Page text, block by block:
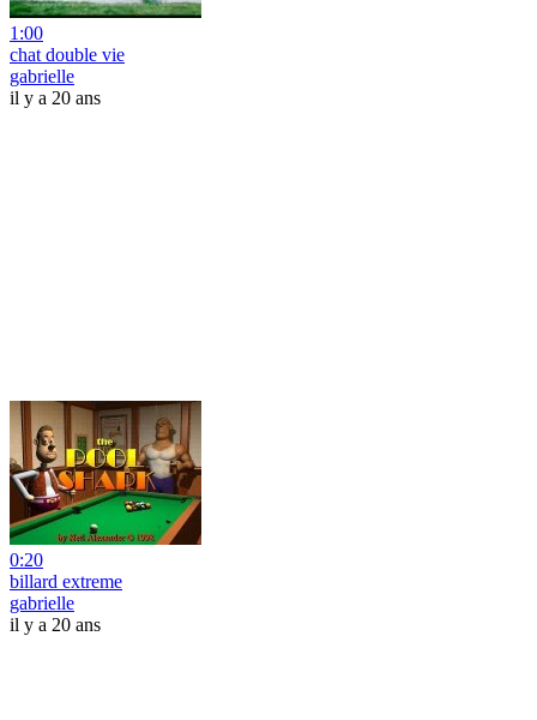
1:00
chat double vie
gabrielle
il y a 20 ans
0:20
billard extreme
gabrielle
il y a 20 ans